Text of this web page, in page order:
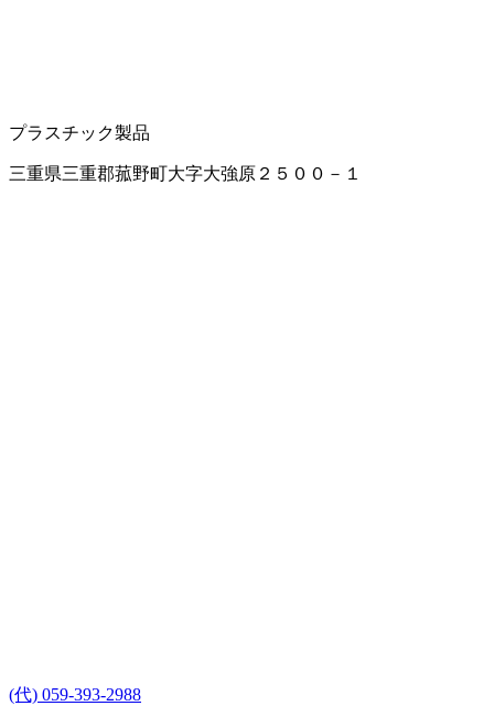
プラスチック製品
三重県三重郡菰野町大字大強原２５００－１
(代) 059-393-2988